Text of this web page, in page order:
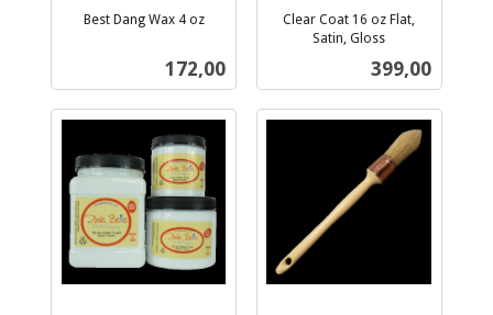
Best Dang Wax 4 oz
Pris
172,00
Clear Coat 16 oz Flat,
Satin, Gloss
Pris
399,00